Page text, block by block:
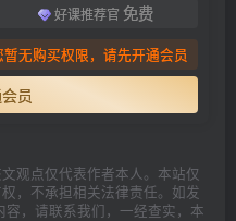
好课推荐官 免费
暂无购买权限，请先开通会员
员
观点仅代表作者本人。本站仅
，不承担相关法律责任。如发
，请联系我们，一经查实，本